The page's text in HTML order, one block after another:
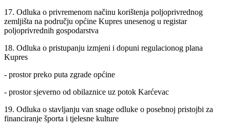
17. Odluka o privremenom načinu korištenja poljoprivrednog
zemljišta na području općine Kupres unesenog u registar
poljoprivrednih gospodarstva
18. Odluka o pristupanju izmjeni i dopuni regulacionog plana
Kupres
- prostor preko puta zgrade općine
- prostor sjeverno od obilaznice uz potok Karćevac
19. Odluka o stavljanju van snage odluke o posebnoj pristojbi za
financiranje športa i tjelesne kulture